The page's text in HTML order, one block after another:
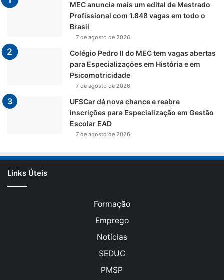
MEC anuncia mais um edital de Mestrado
Profissional com 1.848 vagas em todo o
Brasil
7 de agosto de 2026
Colégio Pedro II do MEC tem vagas abertas
para Especializações em História e em
Psicomotricidade
7 de agosto de 2026
UFSCar dá nova chance e reabre
inscrições para Especialização em Gestão
Escolar EAD
7 de agosto de 2026
Links Úteis
Formação
Emprego
Notícias
SEDUC
PMSP